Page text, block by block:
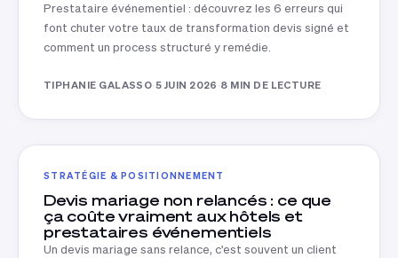
Prestataire événementiel : découvrez les 6 erreurs qui
font chuter votre taux de transformation devis signé et
comment un process structuré y remédie.
TIPHANIE GALASSO·5 JUIN 2026 ·8 MIN DE LECTURE
STRATÉGIE & POSITIONNEMENT
Devis mariage non relancés : ce que
ça coûte vraiment aux hôtels et
prestataires événementiels
Un devis mariage sans relance, c'est souvent un client